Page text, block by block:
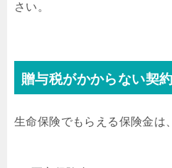
さい。
贈与税がかからない契
生命保険でもらえる保険金は